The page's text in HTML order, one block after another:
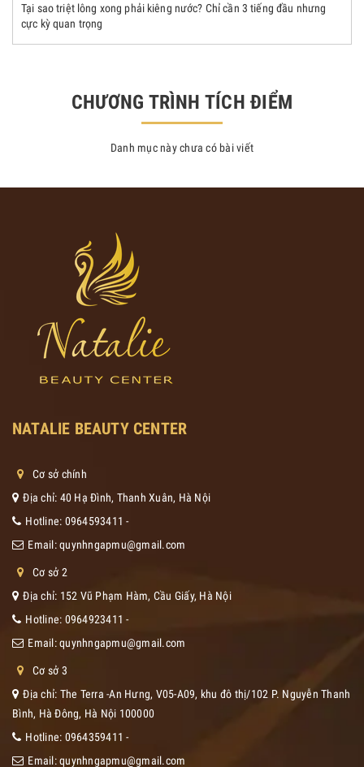
Tại sao triệt lông xong phải kiêng nước? Chỉ cần 3 tiếng đầu nhưng
cực kỳ quan trọng
CHƯƠNG TRÌNH TÍCH ĐIỂM
Danh mục này chưa có bài viết
NATALIE BEAUTY CENTER
Cơ sở chính
Địa chỉ: 40 Hạ Đình, Thanh Xuân, Hà Nội
Hotline: 0964593411 -
Email:quynhngapmu@gmail.com
Cơ sở 2
Địa chỉ: 152 Vũ Phạm Hàm, Cầu Giấy, Hà Nội
Hotline: 0964923411 -
Email:quynhngapmu@gmail.com
Cơ sở 3
Địa chỉ: The Terra -An Hưng, V05-A09, khu đô thị/102 P. Nguyễn Thanh
Bình, Hà Đông, Hà Nội 100000
Hotline: 0964359411 -
Email:quynhngapmu@gmail.com